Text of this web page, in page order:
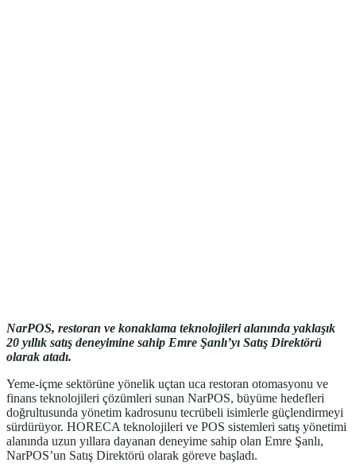
NarPOS, restoran ve konaklama teknolojileri alanında yaklaşık
20 yıllık satış deneyimine sahip Emre Şanlı’yı Satış Direktörü
olarak atadı.
Yeme-içme sektörüne yönelik uçtan uca restoran otomasyonu ve
finans teknolojileri çözümleri sunan NarPOS, büyüme hedefleri
doğrultusunda yönetim kadrosunu tecrübeli isimlerle güçlendirmeyi
sürdürüyor. HORECA teknolojileri ve POS sistemleri satış yönetimi
alanında uzun yıllara dayanan deneyime sahip olan Emre Şanlı,
NarPOS’un Satış Direktörü olarak göreve başladı.